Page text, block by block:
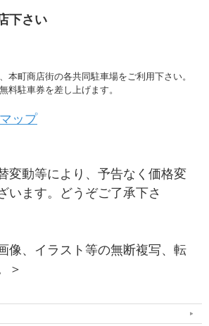
下さい
本町商店街の各共同駐車場をご利用下さい。
料駐車券を差し上げます。
ップ
変動等により、予告なく価格変
います。どうぞご了承下さ
像、イラスト等の無断複写、転
＞